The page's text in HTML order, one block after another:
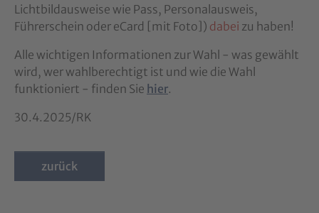
Lichtbildausweise wie Pass, Personalausweis,
Führerschein oder eCard [mit Foto]) dabei zu haben!
Alle wichtigen Informationen zur Wahl - was gewählt
wird, wer wahlberechtigt ist und wie die Wahl
funktioniert - finden Sie hier.
30.4.2025/RK
zurück